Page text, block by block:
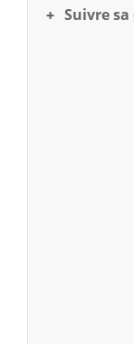
Suivre